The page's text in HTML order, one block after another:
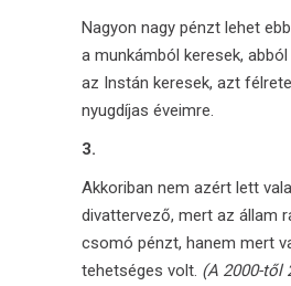
Nagyon nagy pénzt lehet
a munkámból keresek,
az Instán keresek, azt
nyugdíjas éveimre.
3.
Akkoriban nem azért lett
divattervező, mert az állam
csomó pénzt, hanem mert
tehetséges volt. (A 2000-től